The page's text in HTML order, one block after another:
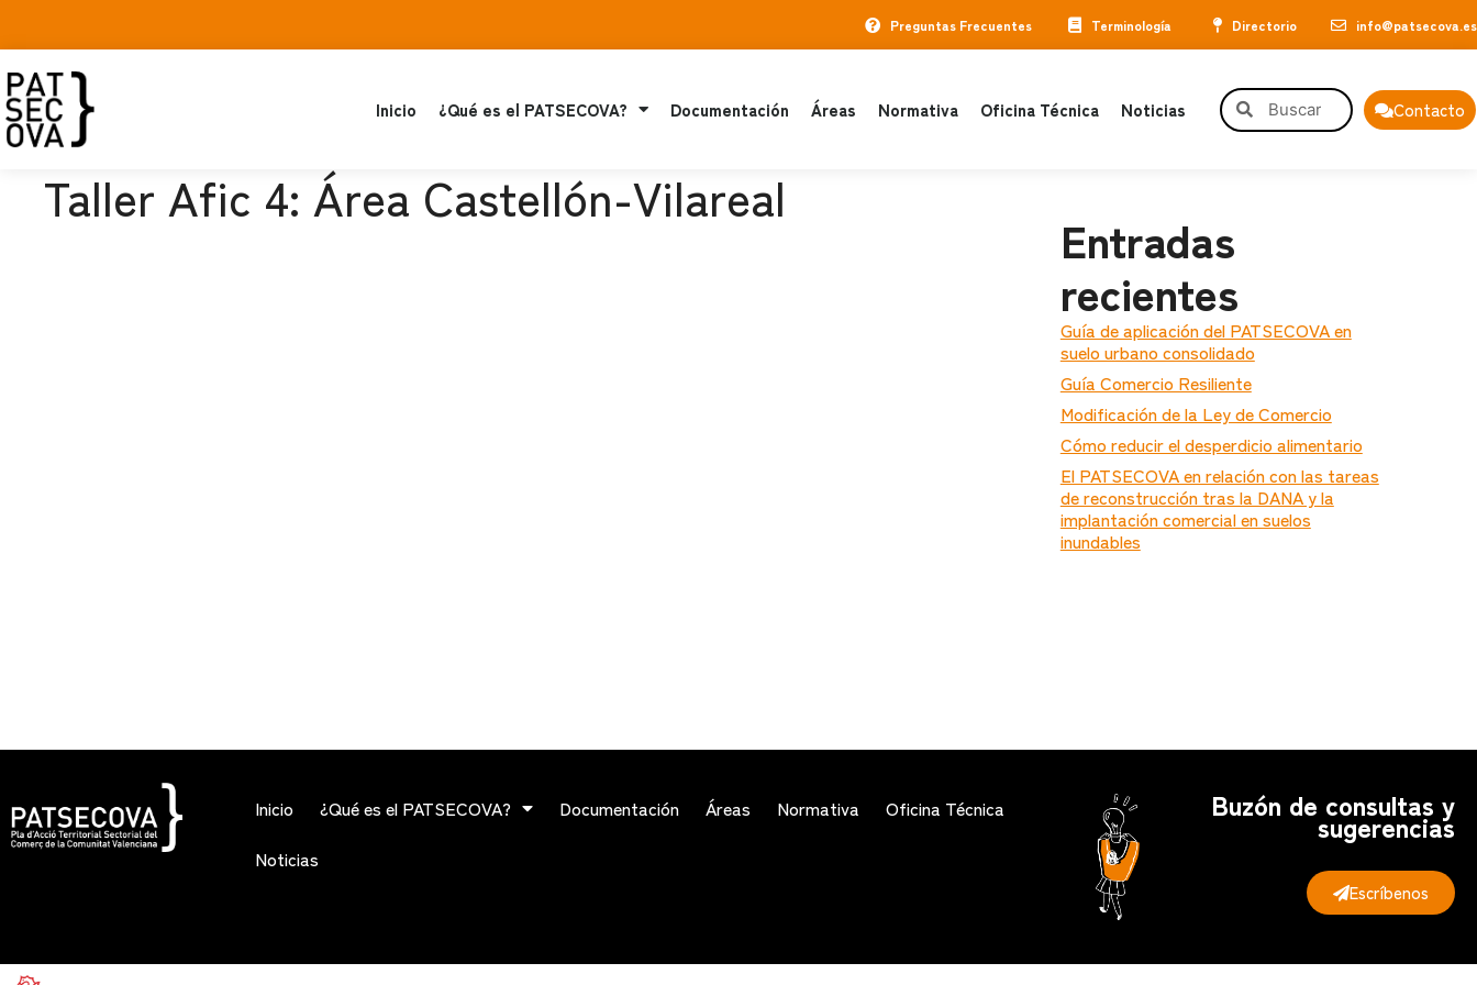
Preguntas Frecuentes Terminología Directorio info@patsecova.es
Inicio ¿Qué es el PATSECOVA? Documentación Áreas Normativa Oficina Técnica Noticias Contacto
Taller Afic 4: Área Castellón-Vilareal
Entradas
recientes
Guía de aplicación del PATSECOVA en
suelo urbano consolidado
Guía Comercio Resiliente
Modificación de la Ley de Comercio
Cómo reducir el desperdicio alimentario
El PATSECOVA en relación con las tareas
de reconstrucción tras la DANA y la
implantación comercial en suelos
inundables
Inicio ¿Qué es el PATSECOVA? Documentación Áreas Normativa
Oficina Técnica
Noticias
Buzón de consultas y
sugerencias
Escríbenos